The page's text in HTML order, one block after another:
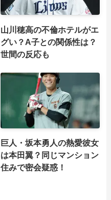
山川穂高の不倫ホテルがエ
グい？A子との関係性は？
世間の反応も
巨人・坂本勇人の熱愛彼女
は本田翼？同じマンション
住みで密会疑惑！